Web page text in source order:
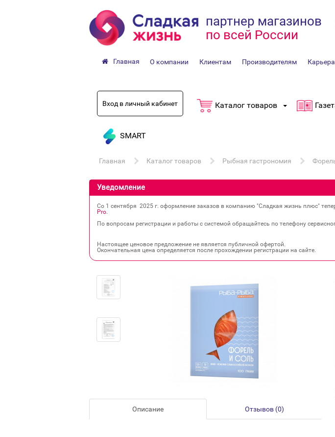
партнер магазинов
по всей России
Главная О компании Клиентам Производителям Карьера
Вход в личный кабинет Каталог товаров
SMART
Главная Каталог товаров Рыбная гастрономия
Уведомление
Со 1 сентября 2025 г. оформление заказов в компанию "Сладкая жизнь плюс"
Pro.
По вопросам регистрации и работы с системой обращайтесь по телефону
Настоящее ценовое предложение не является публичной офертой.
Окончательная цена определяется после прохождении регистрации на сайте.
Описание Отзывов (0)